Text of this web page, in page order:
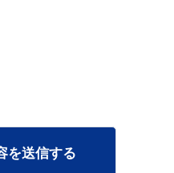
を送信する